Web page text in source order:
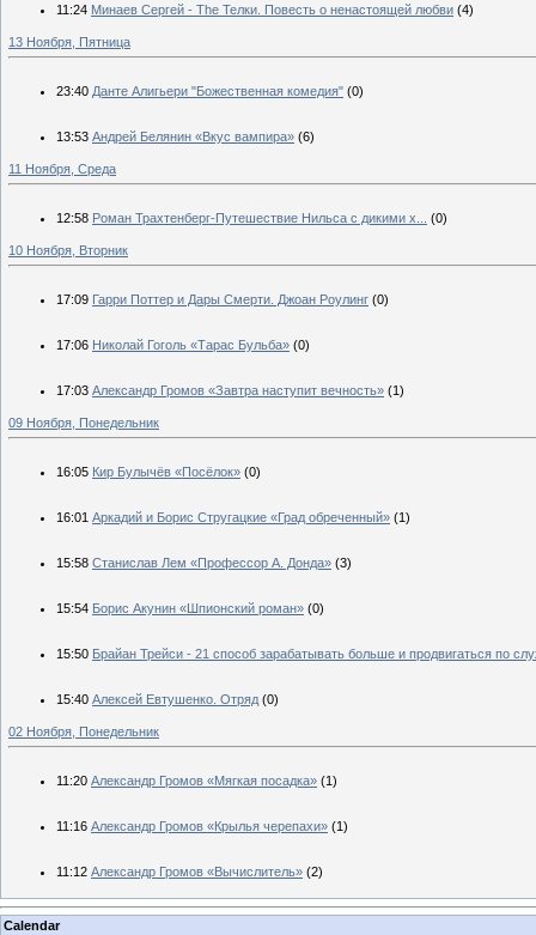
11:24 Минаев Сергей - The Телки. Повесть о ненастоящей любви (4)
13 Ноября, Пятница
23:40 Данте Алигьери "Божественная комедия" (0)
13:53 Андрей Белянин «Вкус вампира» (6)
11 Ноября, Среда
12:58 Роман Трахтенберг-Путешествие Нильса с дикими х... (0)
10 Ноября, Вторник
17:09 Гарри Поттер и Дары Смерти. Джоан Роулинг (0)
17:06 Николай Гоголь «Тарас Бульба» (0)
17:03 Александр Громов «Завтра наступит вечность» (1)
09 Ноября, Понедельник
16:05 Кир Булычёв «Посёлок» (0)
16:01 Аркадий и Борис Стругацкие «Град обреченный» (1)
15:58 Станислав Лем «Профессор А. Донда» (3)
15:54 Борис Акунин «Шпионский роман» (0)
15:50 Брайан Трейси - 21 способ зарабатывать больше и продвигаться по
15:40 Алексей Евтушенко. Отряд (0)
02 Ноября, Понедельник
11:20 Александр Громов «Мягкая посадка» (1)
11:16 Александр Громов «Крылья черепахи» (1)
11:12 Александр Громов «Вычислитель» (2)
Calendar